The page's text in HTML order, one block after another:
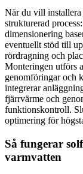
När du vill installera
strukturerad
dimensionering
eventuellt stöd till
rördragning och
Monteringen utförs
genomföringar och
integrerar
fjärrvärme och
funktionskontroll.
optimering för
Så fungerar
varmvatten